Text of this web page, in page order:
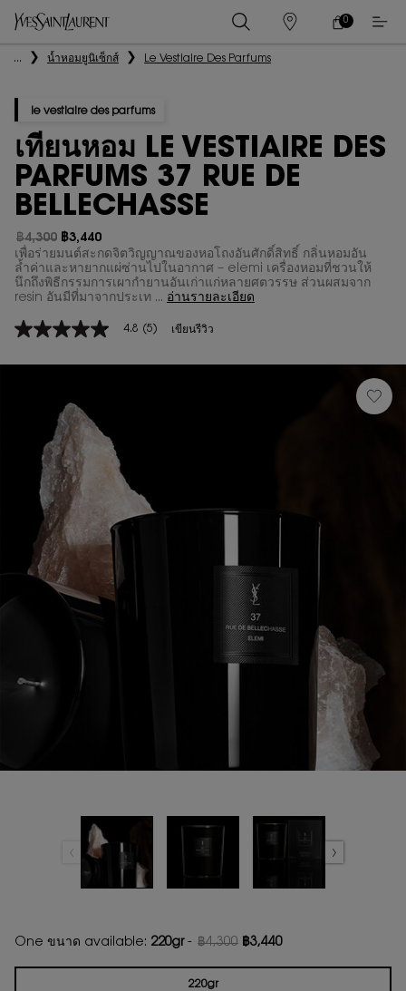
ร้าน
ค้า
ตะกร้า
0
0 PRODUCT IN
เนื้อหาหลัก
... น้ำหอมยูนิเซ็กส์ Le Vestiaire Des Parfums
le vestiaire des parfums
เทียนหอม LE VESTIAIRE DES
PARFUMS 37 RUE DE
BELLECHASSE
ราคาเก่า
฿4,300
ราคาใหม่
฿3,440
เพื่อร่ายมนต์สะกดจิตวิญญาณของหอโถงอันศักดิ์สิทธิ์ กลิ่นหอมอัน
ล้ำค่าและหายากแผ่ซ่านไปในอากาศ – elemi เครื่องหอมที่ชวนให้
นึกถึงพิธีกรรมการเผากำยานอันเก่าแก่หลายศตวรรษ ส่วนผสมจาก
resin อันมีที่มาจากประเท ... อ่านรายละเอียด
4.8
5
Read
Reviews.
หน้า
เดียวกัน
4.8 (5) เขียนรีวิว
One ขนาด available: 220gr- ฿4,300 ฿3,440
220gr